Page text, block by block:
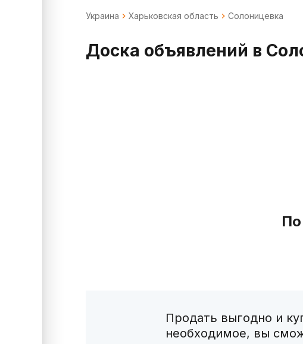
Украина Харьковская область Солоницевка
Доска объявлений в
Продать выгодно и
необходимое, вы